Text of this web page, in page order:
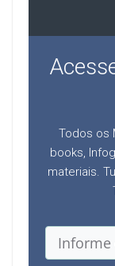
Todos os
books,
materiais.